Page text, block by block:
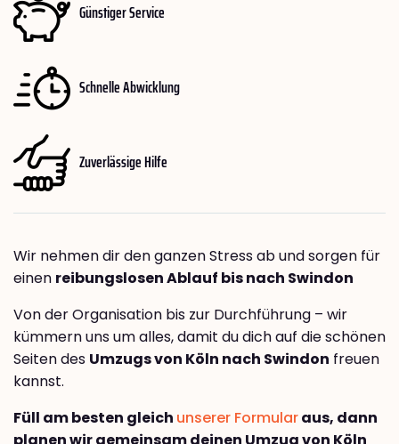
Günstiger Service
Schnelle Abwicklung
Zuverlässige Hilfe
Wir nehmen dir den ganzen Stress ab und sorgen für
einen reibungslosen Ablauf bis nach Swindon
Von der Organisation bis zur Durchführung – wir
kümmern uns um alles, damit du dich auf die schönen
Seiten des Umzugs von Köln nach Swindon freuen
kannst.
Füll am besten gleich unserer Formularaus, dann